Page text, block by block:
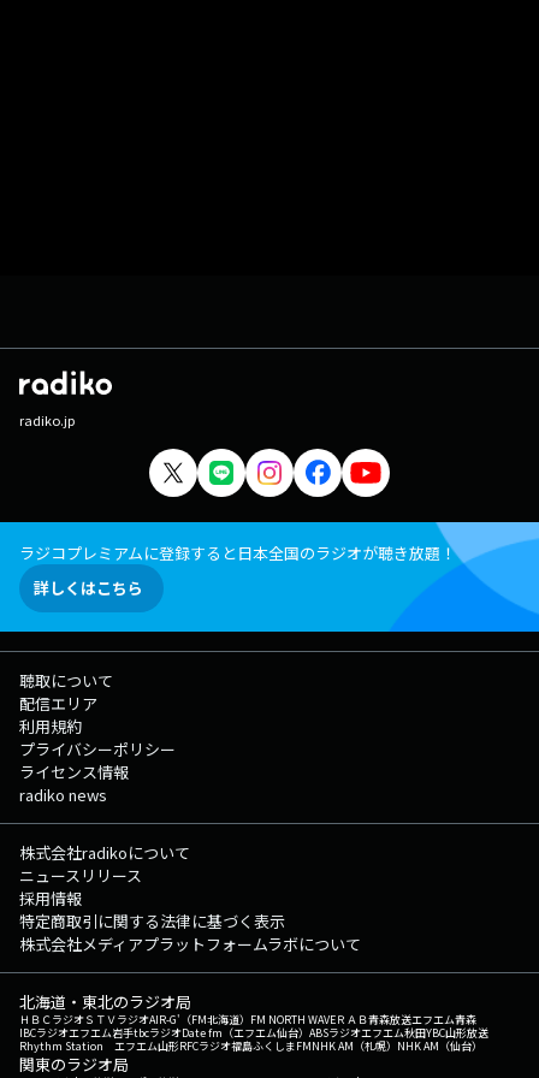
radiko.jp
ラジコプレミアムに登録すると日本全国のラジオが聴き放題！
詳しくはこちら
聴取について
配信エリア
利用規約
プライバシーポリシー
ライセンス情報
radiko news
株式会社radikoについて
ニュースリリース
採用情報
特定商取引に関する法律に基づく表示
株式会社メディアプラットフォームラボについて
北海道・東北のラジオ局
ＨＢＣラジオＳＴＶラジオAIR-G'（FM北海道） FM NORTH WAVEＲＡＢ青森放送エフエム青森
IBCラジオエフエム岩手tbcラジオDate fm（エフエム仙台） ABSラジオエフエム秋田YBC山形放送
Rhythm Station エフエム山形RFCラジオ福島ふくしまFMNHK AM（札幌） NHK AM（仙台）
関東のラジオ局